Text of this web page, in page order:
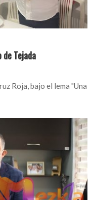
Tejada
Roja, bajo el lema "Una